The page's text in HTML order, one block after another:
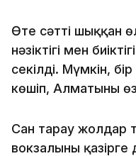
Өте сәтті шыққан
нәзіктігі мен
секілді. Мүмкін,
көшіп, Алматының
Сан тарау жолдар
вокзалының қазірге